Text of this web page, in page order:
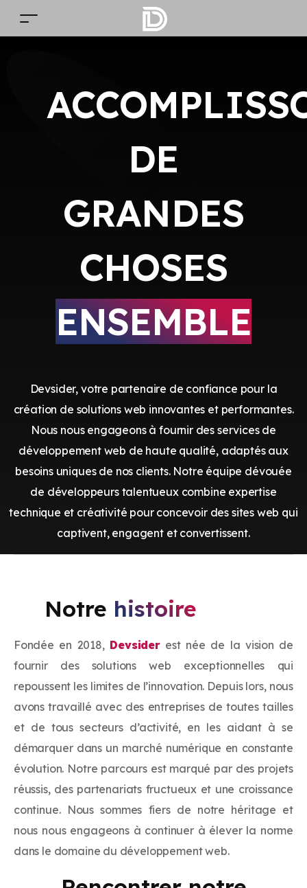
DE
GRANDES
CHOSES
ENSEMBLE
Devsider, votre partenaire de confiance pour la
création de solutions web innovantes et performantes.
Nous nous engageons à fournir des services de
développement web de haute qualité, adaptés aux
besoins uniques de nos clients. Notre équipe dévouée
de développeurs talentueux combine expertise
technique et créativité pour concevoir des sites web qui
captivent, engagent et convertissent.
Notre histoire
Fondée en 2018, Devsiderest née de la vision de
fournir des solutions web exceptionnelles qui
repoussent les limites de l’innovation. Depuis lors, nous
avons travaillé avec des entreprises de toutes tailles
et de tous secteurs d’activité, en les aidant à se
démarquer dans un marché numérique en constante
évolution. Notre parcours est marqué par des projets
réussis, des partenariats fructueux et une croissance
continue. Nous sommes fiers de notre héritage et
nous nous engageons à continuer à élever la norme
dans le domaine du développement web.